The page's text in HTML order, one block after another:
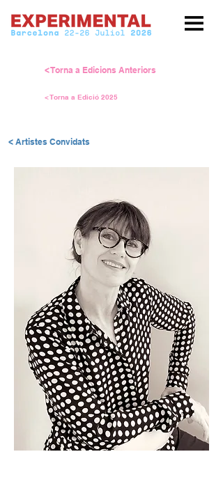
< Torna a Edicions Anteriors
< Torna a Edició 2025
< Artistes Convidats